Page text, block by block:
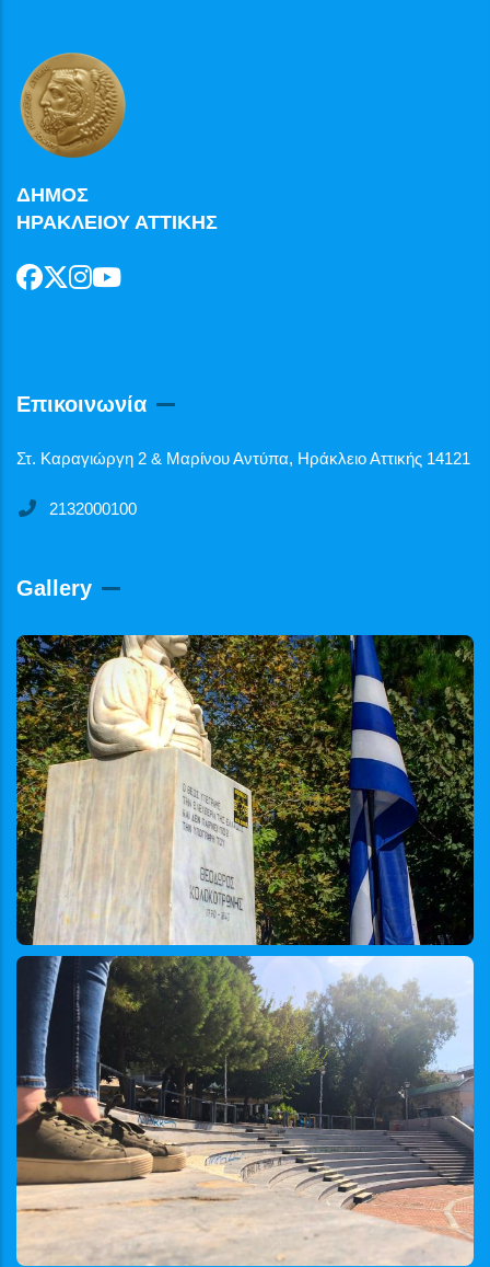
ΔΗΜΟΣ
ΗΡΑΚΛΕΙΟΥ ΑΤΤΙΚΗΣ
Επικοινωνία
Στ. Καραγιώργη 2 & Μαρίνου Αντύπα, Ηράκλειο Αττικής 14121
2132000100
Gallery